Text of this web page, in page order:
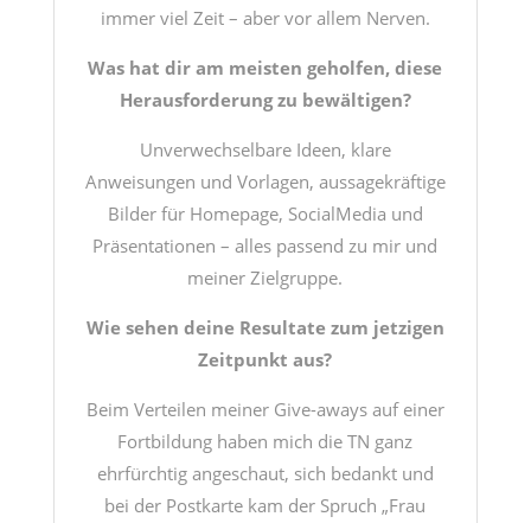
immer viel Zeit – aber vor allem Nerven.
Was hat dir am meisten geholfen, diese
Herausforderung zu bewältigen?
Unverwechselbare Ideen, klare
Anweisungen und Vorlagen, aussagekräftige
Bilder für Homepage, SocialMedia und
Präsentationen – alles passend zu mir und
meiner Zielgruppe.
Wie sehen deine Resultate zum jetzigen
Zeitpunkt aus?
Beim Verteilen meiner Give-aways auf einer
Fortbildung haben mich die TN ganz
ehrfürchtig angeschaut, sich bedankt und
bei der Postkarte kam der Spruch „Frau